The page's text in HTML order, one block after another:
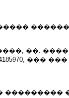
��. ����
��� ���
���������